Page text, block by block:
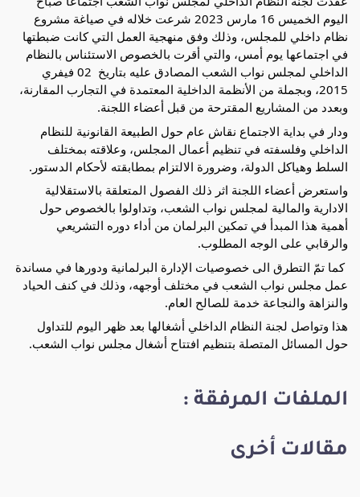
وبعدد من المشاريع المقترحة من قبل أعضاء اللجنة.
ودار في بداية الاجتماع نقاش عام حول
السلط وهياكل الدولة، وضرورة الالتزام بمطابقته لأحكام الدستور.
والرقابي على الوجه المطلوب.
والنزاهة والنجاعة خدمة للصالح العام.
حول المسائل المتصلة بتنظيم افتتاح أشغال مجلس نواب الشعب.
الملفات المرفقة :
مقالات أخرى